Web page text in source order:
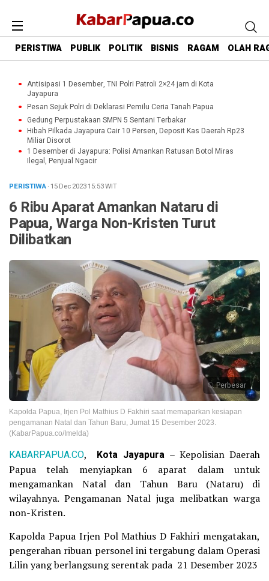
PERISTIWA PUBLIK POLITIK BISNIS RAGAM OLAH
Antisipasi 1 Desember, TNI Polri Patroli 2×24 jam di Kota
Jayapura
Pesan Sejuk Polri di Deklarasi Pemilu Ceria Tanah Papua
Gedung Perpustakaan SMPN 5 Sentani Terbakar
Hibah Pilkada Jayapura Cair 10 Persen, Deposit Kas Daerah Rp23
Miliar Disorot
1 Desember di Jayapura: Polisi Amankan Ratusan Botol Miras
Ilegal, Penjual Ngacir
PERISTIWA· 15 Dec 202315:53WIT
6 Ribu Aparat Amankan Nataru di
Papua, Warga Non-Kristen Turut
Dilibatkan
Perbesar
Kapolda Papua, Irjen Pol Mathius D Fakhiri saat memaparkan kesiapan
pengamanan Natal dan Tahun Baru, Jumat 15 Desember 2023.
(KabarPapua.co/Imelda)
KABARPAPUA.CO, Kota Jayapura – Kepolisian Daerah
Papua telah menyiapkan 6 aparat dalam untuk
mengamankan Natal dan Tahun Baru (Nataru) di
wilayahnya. Pengamanan Natal juga melibatkan warga
non-Kristen.
Kapolda Papua Irjen Pol Mathius D Fakhiri mengatakan,
pengerahan ribuan personel ini tergabung dalam Operasi
Lilin yang berlangsung serentak pada 21 Desember 2023